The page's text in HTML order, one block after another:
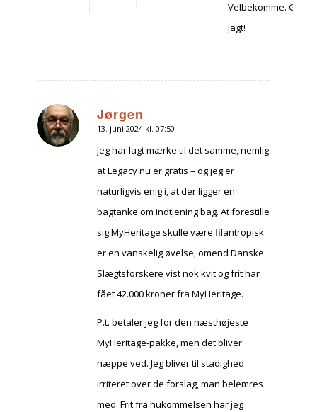
Velbekomme. God
jagt!
Jørgen
siger:
13. juni 2024 kl. 07:50
Jeg har lagt mærke til det samme, nemlig
at Legacy nu er gratis – og jeg er
naturligvis enig i, at der ligger en
bagtanke om indtjening bag. At forestille
sig MyHeritage skulle være filantropisk
er en vanskelig øvelse, omend Danske
Slægtsforskere vist nok kvit og frit har
fået 42.000 kroner fra MyHeritage.
P.t. betaler jeg for den næsthøjeste
MyHeritage-pakke, men det bliver
næppe ved. Jeg bliver til stadighed
irriteret over de forslag, man belemres
med. Frit fra hukommelsen har jeg